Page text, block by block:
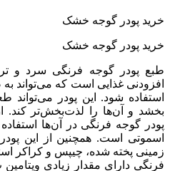
خرید پودر گوجه خشک
خرید پودر گوجه خشک
طبع پودر گوجه فرنگی سرد و
افزودنی غذایی است که می‌تواند
استفاده شود. این پودر می‌تواند
بخشد و آن‌ها را لذت‌بخش‌تر کند.
پودر گوجه فرنگی در آن‌ها
اسموتی است. همچنین از این
زمینی پخته شده، چیپس و کراکر
فرنگی دارای مقدار زیادی